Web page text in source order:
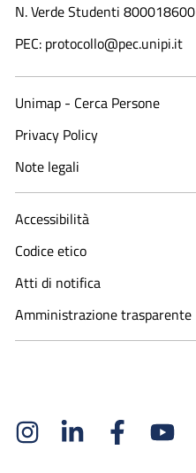
N. Verde Studenti 800018600​
PEC: protocollo@pec.unipi.it
Unimap - Cerca Persone
Privacy Policy
Note legali
Accessibilità
Codice etico
Atti di notifica
Amministrazione trasparente